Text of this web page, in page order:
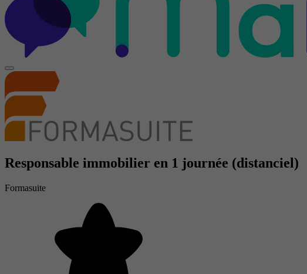
Responsable immobilier en 1 journée (distanciel)
Formasuite